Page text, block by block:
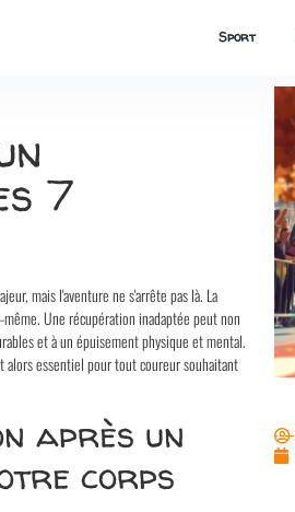
Sport
7
mais l'aventure ne s'arrête pas là. La
Une récupération inadaptée peut non
et à un épuisement physique et mental.
alors essentiel pour tout coureur souhaitant
après un
corps